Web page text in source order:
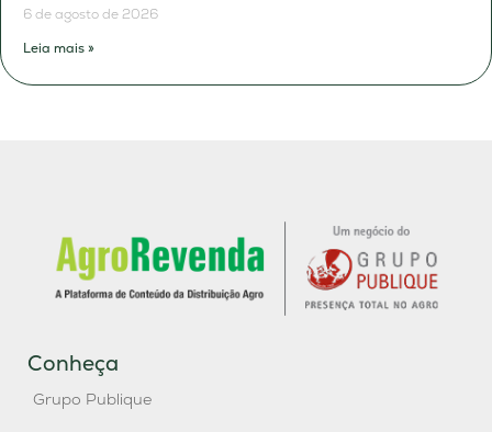
6 de agosto de 2026
Leia mais »
Conheça
Grupo Publique